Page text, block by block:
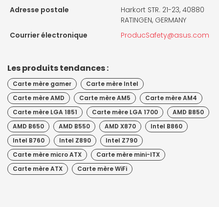
Adresse postale
Harkort STR. 21-23, 40880
RATINGEN, GERMANY
Courrier électronique
ProducSafety@asus.com
Les produits tendances :
Carte mère gamer
Carte mère Intel
Carte mère AMD
Carte mère AM5
Carte mère AM4
Carte mère LGA 1851
Carte mère LGA 1700
AMD B850
AMD B650
AMD B550 AMD X870
Intel B860
Intel B760
Intel Z890
Intel Z790
Carte mère micro ATX
Carte mère mini-ITX
Carte mère ATX
Carte mère WiFi